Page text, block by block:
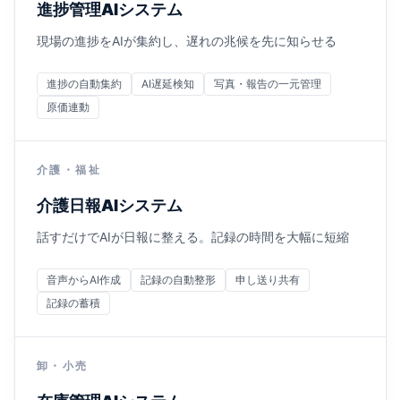
進捗管理AIシステム
現場の進捗をAIが集約し、遅れの兆候を先に知らせる
進捗の自動集約 AI遅延検知
写真・報告の一元管理
原価連動
介護・福祉
介護日報AIシステム
話すだけでAIが日報に整える。記録の時間を大幅に短縮
音声からAI作成 記録の自動整形
申し送り共有
記録の蓄積
卸・小売